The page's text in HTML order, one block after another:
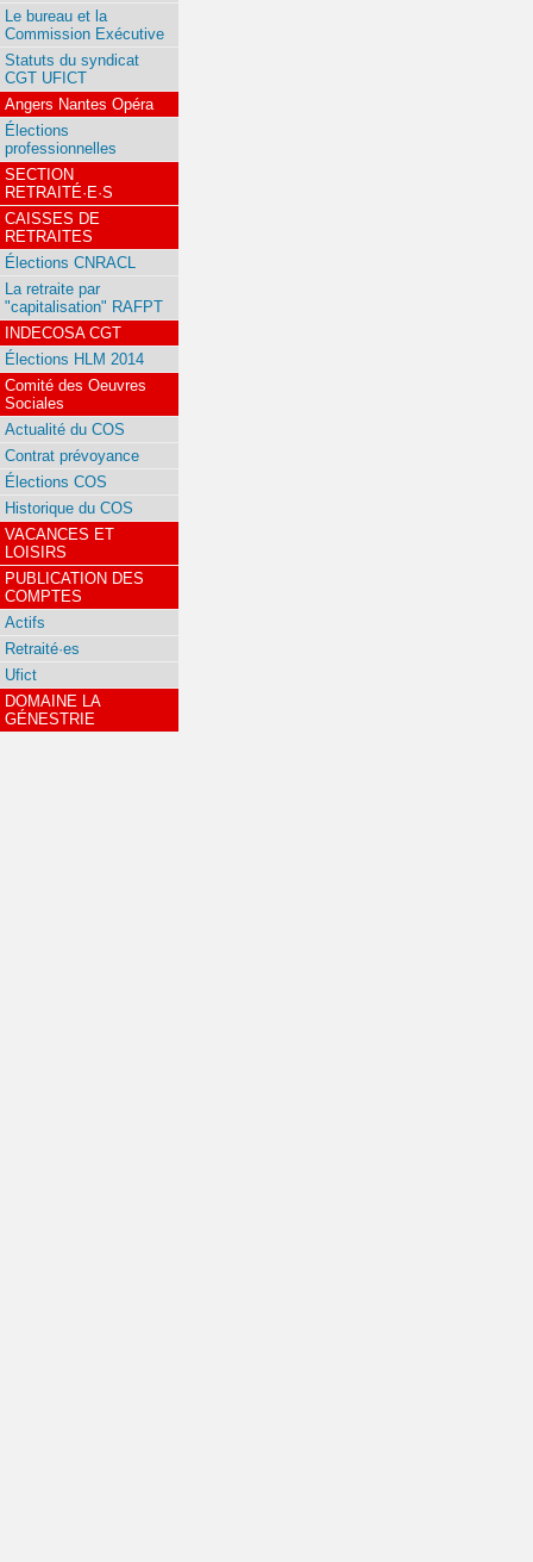
Le bureau et la
Commission Exécutive
Statuts du syndicat
CGT UFICT
Angers Nantes Opéra
Élections
professionnelles
SECTION
RETRAITÉ·E·S
CAISSES DE
RETRAITES
Élections CNRACL
La retraite par
"capitalisation" RAFPT
INDECOSA CGT
Élections HLM 2014
Comité des Oeuvres
Sociales
Actualité du COS
Contrat prévoyance
Élections COS
Historique du COS
VACANCES ET
LOISIRS
PUBLICATION DES
COMPTES
Actifs
Retraité·es
Ufict
DOMAINE LA
GÉNESTRIE